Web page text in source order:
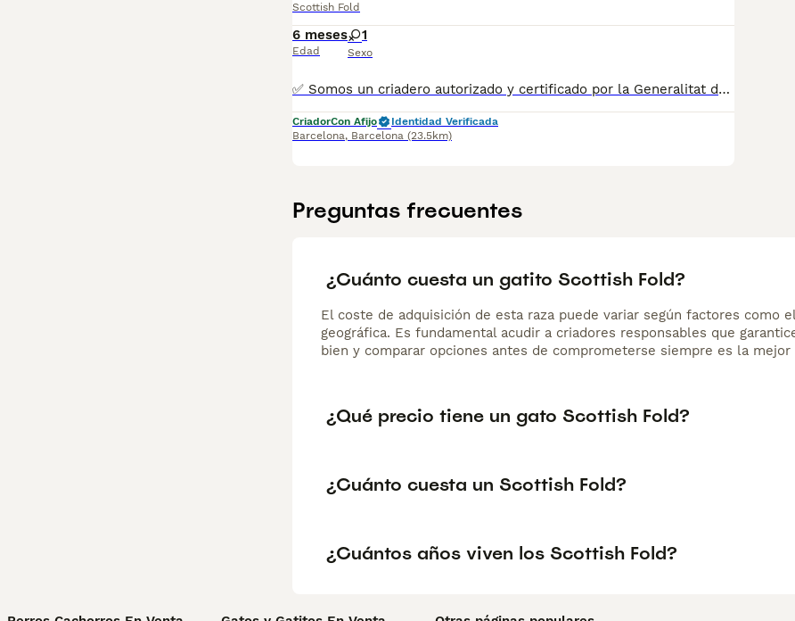
Scottish Fold
6 meses
Edad
1
Sexo
✅ Somos un criadero autorizado y certificado por la Generalitat de Catalunya bajo el número de Núcleo Zoológico G25/00314. PARA MÁS INFORMACIÓN: ☎️ 933095977 📱 685878504 / 674320847 💻 Más fotos y vídeos en nuestra web www.aquanatura.es 🚙 Hacemos envíos 📌 Calle Roger de Flor 45, muy cerca del Arc de Triomf de Barcelona, de Lunes a Sábados. Se entregan con sus vacunas, desparasitados interna y externamente, con microchip y su registro, cartilla sanitaria y contrato de garantías, documentación legal y factura.
CriadorCon Afijo
Identidad Verificada
Barcelona, Barcelona (23.5km)
Preguntas frecuentes
¿Cuánto cuesta un gatito Scottish Fold?
El coste de adquisición de esta raza puede variar según factores como
geográfica. Es fundamental acudir a criadores responsables que
bien y comparar opciones antes de comprometerse siempre es la mejor
¿Qué precio tiene un gato Scottish Fold?
¿Cuánto cuesta un Scottish Fold?
¿Cuántos años viven los Scottish Fold?